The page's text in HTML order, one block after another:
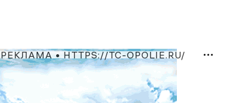
РЕКЛАМА • HTTPS://TC-OPOLIE.RU/